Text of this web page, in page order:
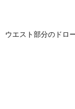
ウエスト部分のドロ